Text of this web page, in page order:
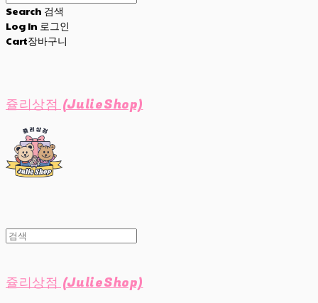
Search 검색
Log In 로그인
Cart장바구니
쥴리상점 (JulieShop)
쥴리상점 (JulieShop)